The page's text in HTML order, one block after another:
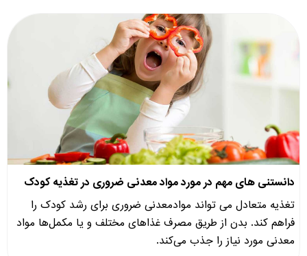
دانستنی های مهم در مورد مواد معدنی ضروری در تغذیه کودک
تغذیه متعادل می تواند موادمعدنی ضروری برای رشد کودک را
فراهم کند. بدن از طریق مصرف غذاهای مختلف و یا مکمل‌ها مواد
معدنی مورد نیاز را جذب می‌کند.